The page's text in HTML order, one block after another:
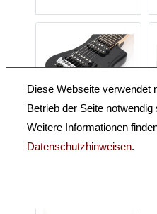
Diese Webseite verwendet
Betrieb der Seite notwendig
Weitere Informationen
Datenschutzhinweisen.